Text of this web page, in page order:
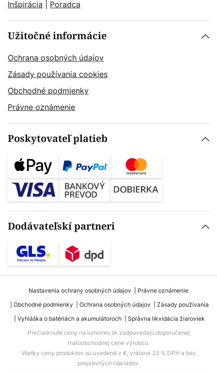
Inšpirácia
Poradca
Užitočné informácie
Ochrana osobných údajov
Zásady používania cookies
Obchodné podmienky
Právne oznámenie
Poskytovateľ platieb
Dodávateľskí partneri
Nastavenia ochrany osobných údajov
Právne oznámenie
Obchodné podmienky
Ochrana osobných údajov
Zásady používania
Vyhláška o batériách a akumulátoroch
Správna likvidácia žiaroviek
Prečiarknuté ceny na lumories.sk zodpovedajú doporučenej
maloobchodnej cene výrobcu.
Všetky ceny produktov sú uvedené v €, vrátane 23 % DPH a bez
prepravných nákladov.